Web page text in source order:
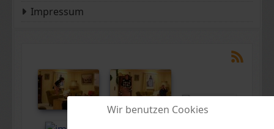
Impressum
Wir benutzen Cookies